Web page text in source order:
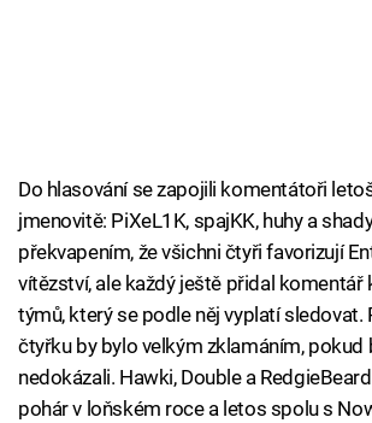
Do hlasování se zapojili komentátoři
jmenovitě: PiXeL1K, spajKK, huhy a
překvapením, že všichni čtyři favorizují
vítězství, ale každý ještě přidal komentář
týmů, který se podle něj vyplatí sledovat.
čtyřku by bylo velkým zklamáním, pokud
nedokázali. Hawki, Double a
pohár v loňském roce a letos spolu s